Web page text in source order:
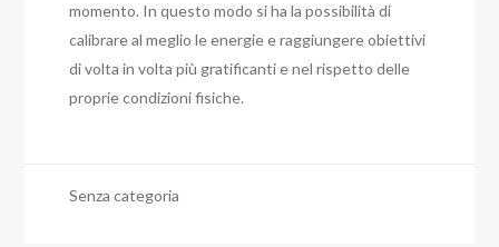
momento. In questo modo si ha la possibilità di
calibrare al meglio le energie e raggiungere obiettivi
di volta in volta più gratificanti e nel rispetto delle
proprie condizioni fisiche.
Senza categoria